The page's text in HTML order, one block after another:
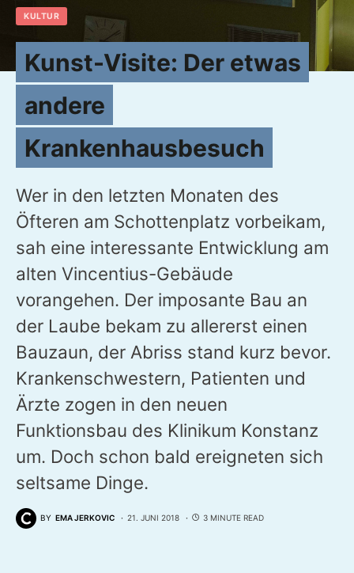
KULTUR
Kunst-Visite: Der etwas
andere
Krankenhausbesuch
Wer in den letzten Monaten des
Öfteren am Schottenplatz vorbeikam,
sah eine interessante Entwicklung am
alten Vincentius-Gebäude
vorangehen. Der imposante Bau an
der Laube bekam zu allererst einen
Bauzaun, der Abriss stand kurz bevor.
Krankenschwestern, Patienten und
Ärzte zogen in den neuen
Funktionsbau des Klinikum Konstanz
um. Doch schon bald ereigneten sich
seltsame Dinge.
BY EMA JERKOVIC 21. JUNI 2018 3 MINUTE READ